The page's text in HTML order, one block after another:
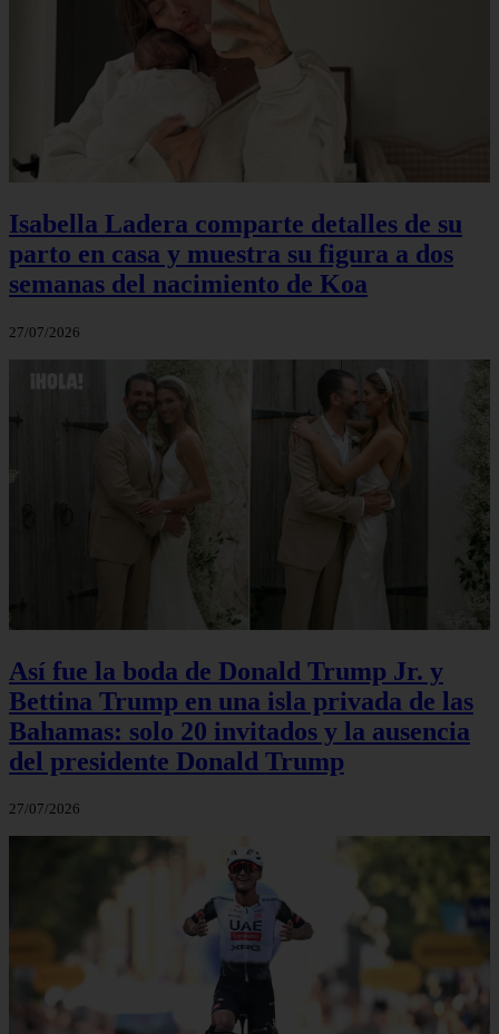
Isabella Ladera comparte detalles de su
parto en casa y muestra su figura a dos
semanas del nacimiento de Koa
27/07/2026
Así fue la boda de Donald Trump Jr. y
Bettina Trump en una isla privada de las
Bahamas: solo 20 invitados y la ausencia
del presidente Donald Trump
27/07/2026